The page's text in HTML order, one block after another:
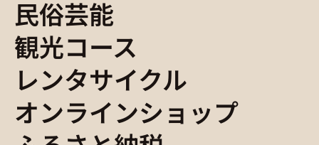
民俗芸能
観光コース
レンタサイクル
オンラインショップ